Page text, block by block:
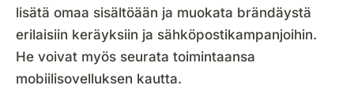
lisätä omaa sisältöään ja muokata brändäystä
erilaisiin keräyksiin ja sähköpostikampanjoihin.
He voivat myös seurata toimintaansa
mobiilisovelluksen kautta.